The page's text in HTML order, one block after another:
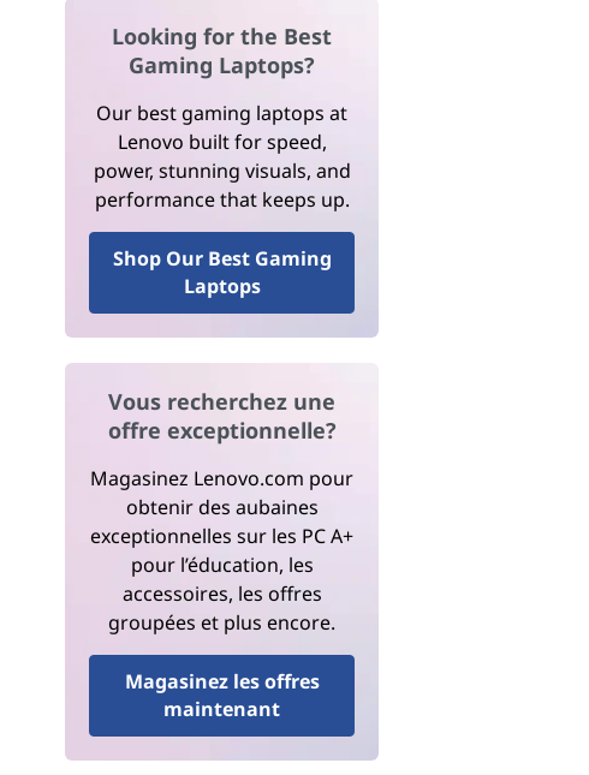
Looking for the Best
Gaming Laptops?
Our best gaming laptops at
Lenovo built for speed,
power, stunning visuals, and
performance that keeps up.
Shop Our Best Gaming
Laptops
Vous recherchez une
offre exceptionnelle?
Magasinez Lenovo.com pour
obtenir des aubaines
exceptionnelles sur les PC A+
pour l’éducation, les
accessoires, les offres
groupées et plus encore.
Magasinez les offres
maintenant